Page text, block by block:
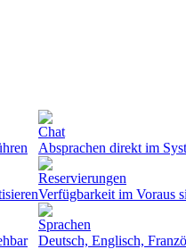
Chat
Absprachen direkt im
Reservierungen
Verfügbarkeit im Voraus
Sprachen
Deutsch, Englisch,